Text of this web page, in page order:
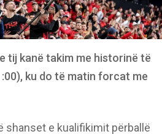
tij kanë takim me historinë të
ku do të matin forcat me
shanset e kualifikimit përballë